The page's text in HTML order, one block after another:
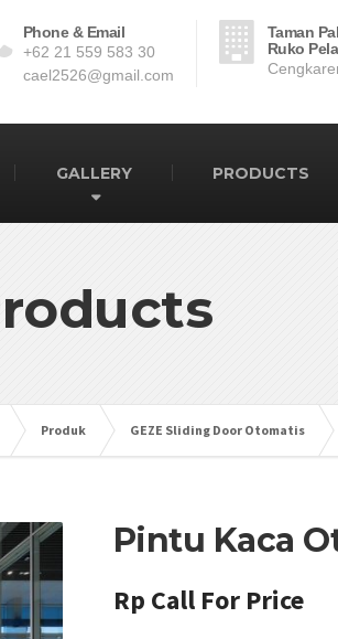
Phone & Email
+62 21 559 583 30
cael2526@gmail.com
Taman
Ruko
GALLERY PRODUCTS
Produk GEZE Sliding Door Otomatis
Pintu Kaca
Rp Call For Price